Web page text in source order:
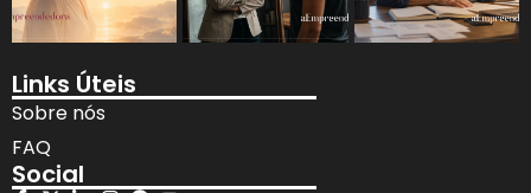
Links Úteis
Sobre nós
FAQ
Social